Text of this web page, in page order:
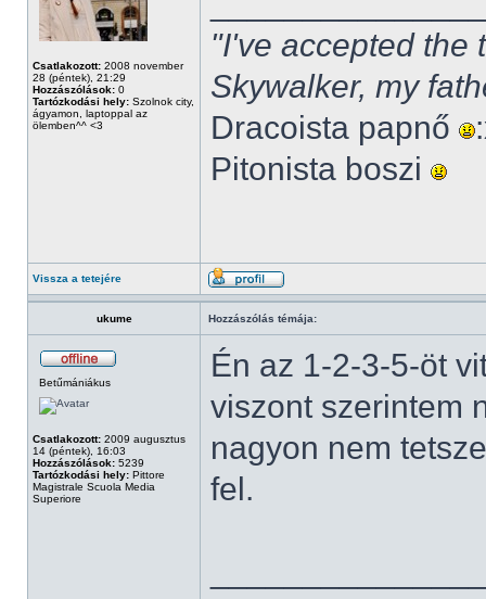
Csatlakozott: 2008 november
28 (péntek), 21:29
Hozzászólások: 0
Tartózkodási hely: Szolnok city,
ágyamon, laptoppal az
ölemben^^ <3
"I've accepted the
Skywalker, my
Dracoista papnő
Pitonista boszi
Vissza a tetejére
ukume Hozzászólás témája:
Betűmániákus
Csatlakozott: 2009 augusztus
14 (péntek), 16:03
Hozzászólások: 5239
Tartózkodási hely: Pittore
Magistrale Scuola Media
Superiore
Én az 1-2-3-5-öt
viszont szerintem
nagyon nem
fel.